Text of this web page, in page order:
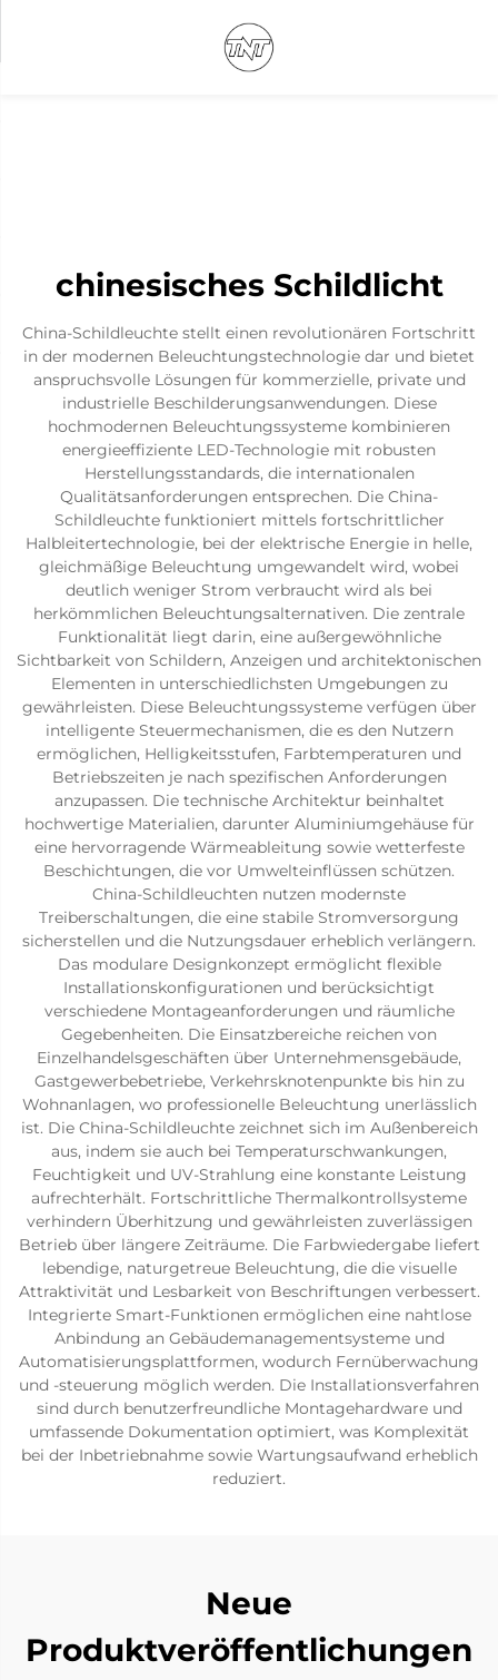
chinesisches Schildlicht
China-Schildleuchte stellt einen revolutionären Fortschritt
in der modernen Beleuchtungstechnologie dar und bietet
anspruchsvolle Lösungen für kommerzielle, private und
industrielle Beschilderungsanwendungen. Diese
hochmodernen Beleuchtungssysteme kombinieren
energieeffiziente LED-Technologie mit robusten
Herstellungsstandards, die internationalen
Qualitätsanforderungen entsprechen. Die China-
Schildleuchte funktioniert mittels fortschrittlicher
Halbleitertechnologie, bei der elektrische Energie in helle,
gleichmäßige Beleuchtung umgewandelt wird, wobei
deutlich weniger Strom verbraucht wird als bei
herkömmlichen Beleuchtungsalternativen. Die zentrale
Funktionalität liegt darin, eine außergewöhnliche
Sichtbarkeit von Schildern, Anzeigen und architektonischen
Elementen in unterschiedlichsten Umgebungen zu
gewährleisten. Diese Beleuchtungssysteme verfügen über
intelligente Steuermechanismen, die es den Nutzern
ermöglichen, Helligkeitsstufen, Farbtemperaturen und
Betriebszeiten je nach spezifischen Anforderungen
anzupassen. Die technische Architektur beinhaltet
hochwertige Materialien, darunter Aluminiumgehäuse für
eine hervorragende Wärmeableitung sowie wetterfeste
Beschichtungen, die vor Umwelteinflüssen schützen.
China-Schildleuchten nutzen modernste
Treiberschaltungen, die eine stabile Stromversorgung
sicherstellen und die Nutzungsdauer erheblich verlängern.
Das modulare Designkonzept ermöglicht flexible
Installationskonfigurationen und berücksichtigt
verschiedene Montageanforderungen und räumliche
Gegebenheiten. Die Einsatzbereiche reichen von
Einzelhandelsgeschäften über Unternehmensgebäude,
Gastgewerbebetriebe, Verkehrsknotenpunkte bis hin zu
Wohnanlagen, wo professionelle Beleuchtung unerlässlich
ist. Die China-Schildleuchte zeichnet sich im Außenbereich
aus, indem sie auch bei Temperaturschwankungen,
Feuchtigkeit und UV-Strahlung eine konstante Leistung
aufrechterhält. Fortschrittliche Thermalkontrollsysteme
verhindern Überhitzung und gewährleisten zuverlässigen
Betrieb über längere Zeiträume. Die Farbwiedergabe liefert
lebendige, naturgetreue Beleuchtung, die die visuelle
Attraktivität und Lesbarkeit von Beschriftungen verbessert.
Integrierte Smart-Funktionen ermöglichen eine nahtlose
Anbindung an Gebäudemanagementsysteme und
Automatisierungsplattformen, wodurch Fernüberwachung
und -steuerung möglich werden. Die Installationsverfahren
sind durch benutzerfreundliche Montagehardware und
umfassende Dokumentation optimiert, was Komplexität
bei der Inbetriebnahme sowie Wartungsaufwand erheblich
reduziert.
Neue
Produktveröffentlichungen